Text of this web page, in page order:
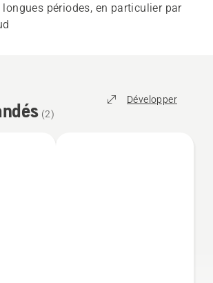
longues périodes, en particulier par
(2)
Développer